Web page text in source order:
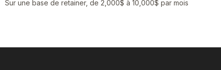
Sur une base de retainer, de 2,000$ à 10,000$ par mois